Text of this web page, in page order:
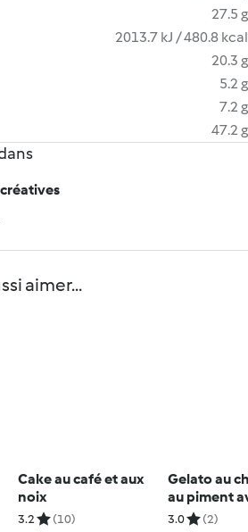
27.5 g
2013.7 kJ / 480.8 kcal
20.3 g
5.2 g
7.2 g
47.2 g
aimer...
Cake au café et aux
noix
3.2 (10)
Gelato au
au piment
de bourbon
3.0 (2)